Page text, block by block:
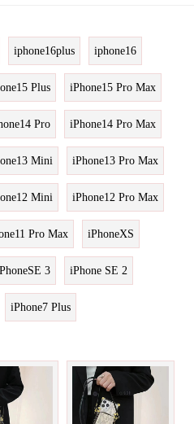
iphone16plus iphone16
Plus iPhone15 Pro Max
Pro iPhone14 Pro Max
Mini iPhone13 Pro Max
Mini iPhone12 Pro Max
Pro Max iPhoneXS
3 iPhone SE 2
iPhone7 Plus